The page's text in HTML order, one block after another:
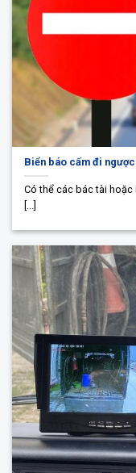
Biển báo cấm đi
Có thể các bác tài
[...]